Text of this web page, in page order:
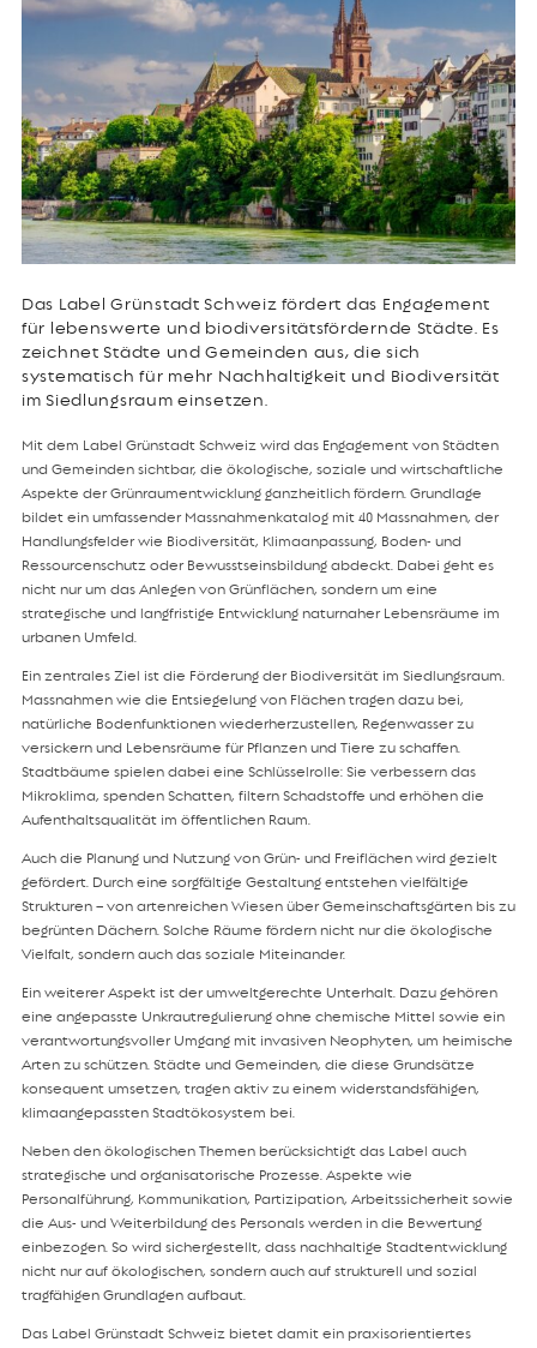
Das Label Grünstadt Schweiz fördert das Engagement
für lebenswerte und biodiversitätsfördernde Städte. Es
zeichnet Städte und Gemeinden aus, die sich
systematisch für mehr Nachhaltigkeit und Biodiversität
im Siedlungsraum einsetzen.
Mit dem Label Grünstadt Schweiz wird das Engagement von Städten
und Gemeinden sichtbar, die ökologische, soziale und wirtschaftliche
Aspekte der Grünraumentwicklung ganzheitlich fördern. Grundlage
bildet ein umfassender Massnahmenkatalog mit 40 Massnahmen, der
Handlungsfelder wie Biodiversität, Klimaanpassung, Boden- und
Ressourcenschutz oder Bewusstseinsbildung abdeckt. Dabei geht es
nicht nur um das Anlegen von Grünflächen, sondern um eine
strategische und langfristige Entwicklung naturnaher Lebensräume im
urbanen Umfeld.
Ein zentrales Ziel ist die Förderung der Biodiversität im Siedlungsraum.
Massnahmen wie die Entsiegelung von Flächen tragen dazu bei,
natürliche Bodenfunktionen wiederherzustellen, Regenwasser zu
versickern und Lebensräume für Pflanzen und Tiere zu schaffen.
Stadtbäume spielen dabei eine Schlüsselrolle: Sie verbessern das
Mikroklima, spenden Schatten, filtern Schadstoffe und erhöhen die
Aufenthaltsqualität im öffentlichen Raum.
Auch die Planung und Nutzung von Grün- und Freiflächen wird gezielt
gefördert. Durch eine sorgfältige Gestaltung entstehen vielfältige
Strukturen – von artenreichen Wiesen über Gemeinschaftsgärten bis zu
begrünten Dächern. Solche Räume fördern nicht nur die ökologische
Vielfalt, sondern auch das soziale Miteinander.
Ein weiterer Aspekt ist der umweltgerechte Unterhalt. Dazu gehören
eine angepasste Unkrautregulierung ohne chemische Mittel sowie ein
verantwortungsvoller Umgang mit invasiven Neophyten, um heimische
Arten zu schützen. Städte und Gemeinden, die diese Grundsätze
konsequent umsetzen, tragen aktiv zu einem widerstandsfähigen,
klimaangepassten Stadtökosystem bei.
Neben den ökologischen Themen berücksichtigt das Label auch
strategische und organisatorische Prozesse. Aspekte wie
Personalführung, Kommunikation, Partizipation, Arbeitssicherheit sowie
die Aus- und Weiterbildung des Personals werden in die Bewertung
einbezogen. So wird sichergestellt, dass nachhaltige Stadtentwicklung
nicht nur auf ökologischen, sondern auch auf strukturell und sozial
tragfähigen Grundlagen aufbaut.
Das Label Grünstadt Schweiz bietet damit ein praxisorientiertes